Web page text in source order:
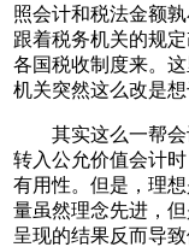
照会计和税法金额
跟着税务机关的规
各国税收制度来。
机关突然这么改是想
其实这么一帮会
转入公允价值会计
有用性。但是，理
量虽然理念先进，
呈现的结果反而导